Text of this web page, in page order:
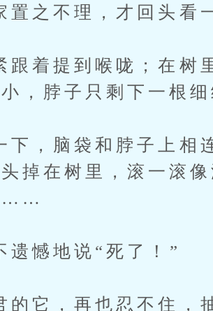
之不理，才回头看
着提到喉咙；在树
，脖子只剩下一根
，脑袋和脖子上相
掉在树里，滚一滚
……
憾地说“死了！”
它，再也忍不住，